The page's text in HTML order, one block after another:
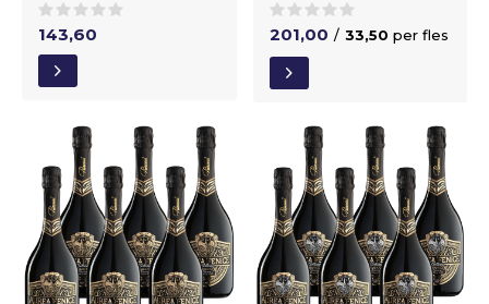
143,60 201,00 / 33,50 per fles